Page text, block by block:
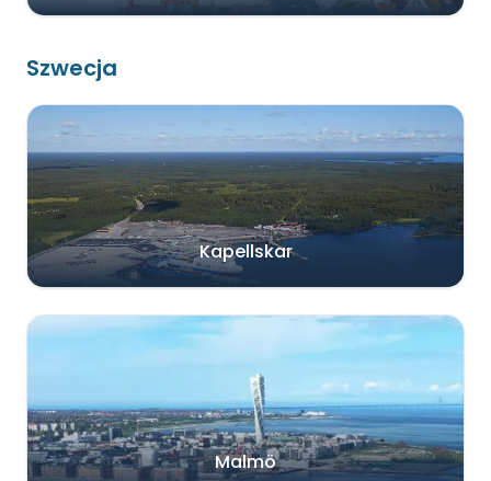
Szwecja
Kapellskar
Malmö